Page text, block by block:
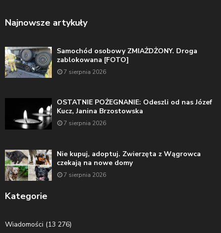
Najnowsze artykuły
Samochód osobowy ZMIAŻDŻONY. Droga
zablokowana [FOTO]
7 sierpnia 2026
OSTATNIE POŻEGNANIE: Odeszli od nas Józef
Kucz, Janina Brzostowska
7 sierpnia 2026
Nie kupuj, adoptuj. Zwierzęta z Wągrowca
czekają na nowe domy
7 sierpnia 2026
Kategorie
Wiadomości (13 276)